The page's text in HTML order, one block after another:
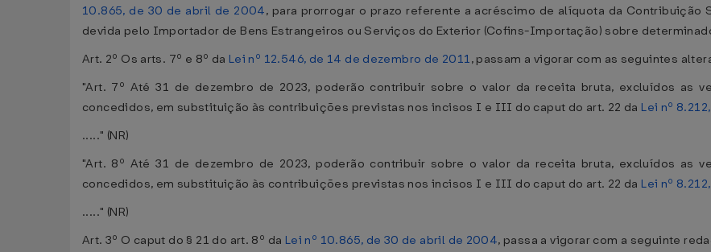
10.865, de 30 de abril de 2004, para prorrogar o prazo referente a acréscimo de alíquota da Contribuição
devida pelo Importador de Bens Estrangeiros ou Serviços do Exterior (Cofins-Importação) sobre
Art. 2º Os arts. 7º e 8º da Lei nº 12.546, de 14 de dezembro de 2011, passam a vigorar com as seguintes
"Art. 7º Até 31 de dezembro de 2023, poderão contribuir sobre o valor da receita bruta, excluídos as
concedidos, em substituição às contribuições previstas nos incisos I e III do caput do art. 22 da Lei nº
....." (NR)
"Art. 8º Até 31 de dezembro de 2023, poderão contribuir sobre o valor da receita bruta, excluídos as
concedidos, em substituição às contribuições previstas nos incisos I e III do caput do art. 22 da Lei nº
....." (NR)
Art. 3º O caput do § 21 do art. 8º da Lei nº 10.865, de 30 de abril de 2004, passa a vigorar com a seguinte